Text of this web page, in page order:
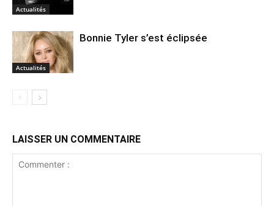
Actualités
Actualités
Bonnie Tyler s’est éclipsée
LAISSER UN COMMENTAIRE